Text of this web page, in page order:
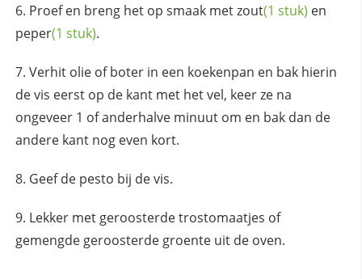
Proef en breng het op smaak metzout(1 stuk) en
peper(1 stuk).
Verhit olie of boter in een koekenpan en bak hierin
de vis eerst op de kant met het vel, keer ze na
ongeveer 1 of anderhalve minuut om en bak dan de
andere kant nog even kort.
Geef de pesto bij de vis.
Lekker met geroosterde trostomaatjes of
gemengde geroosterde groente uit de oven.